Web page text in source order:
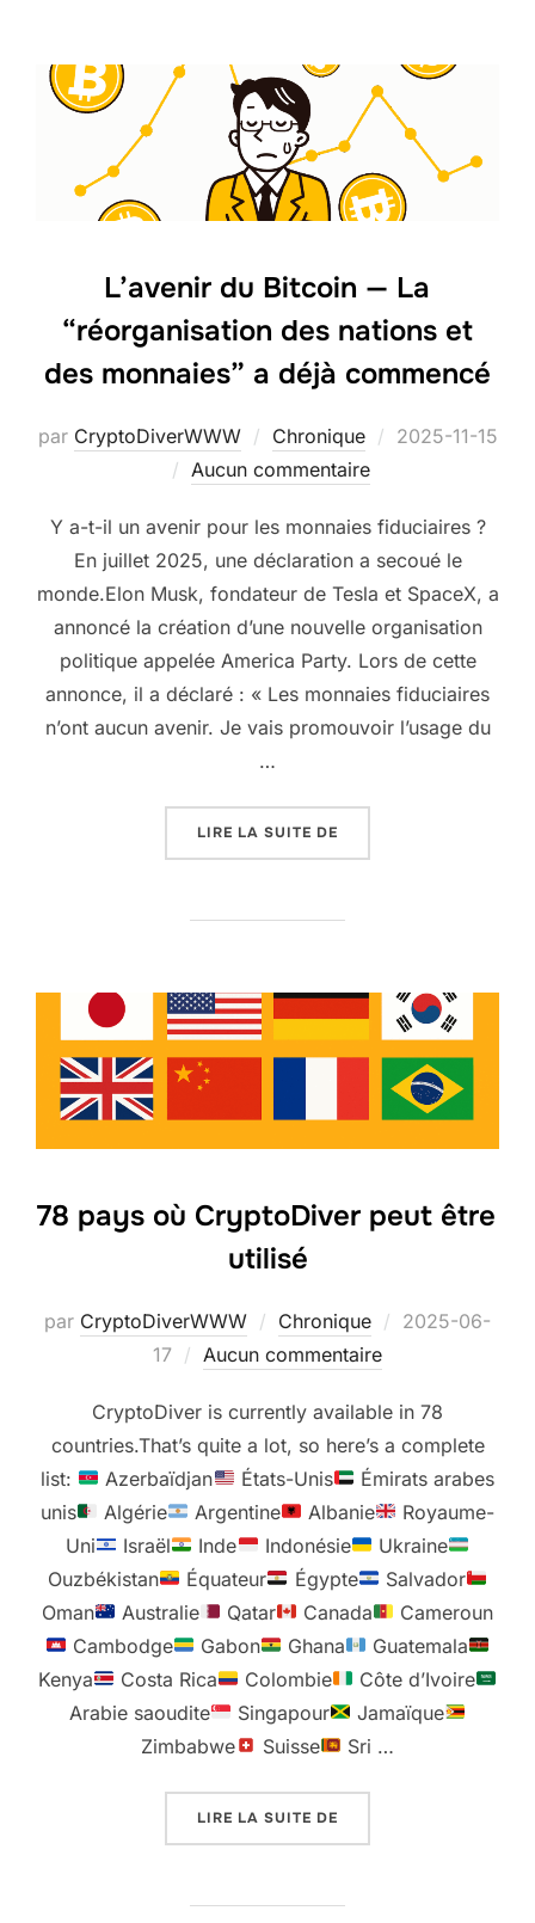
L’avenir du Bitcoin — La
“réorganisation des nations et
des monnaies” a déjà commencé
par CryptoDiverWWW Chronique
Publié
2025-11-15
Aucun commentaire
Y a-t-il un avenir pour les monnaies fiduciaires ?
En juillet 2025, une déclaration a secoué le
monde.Elon Musk, fondateur de Tesla et SpaceX, a
annoncé la création d’une nouvelle organisation
politique appelée America Party. Lors de cette
annonce, il a déclaré : « Les monnaies fiduciaires
n’ont aucun avenir. Je vais promouvoir l’usage du
…
LIRE LA SUITE DE
78 pays où CryptoDiver peut être
utilisé
par CryptoDiverWWW Chronique
Publié
2025-06-
17
Aucun commentaire
CryptoDiver is currently available in 78
countries.That’s quite a lot, so here’s a complete
list:
Azerbaïdjan États-Unis
Émirats arabes
unis
Algérie Argentine Albanie
Royaume-
Uni
Israël Inde Indonésie
Ukraine
Ouzbékistan
Équateur Égypte
Salvador
Oman
Australie Qatar Canada
Cameroun
Cambodge
Gabon Ghana
Guatemala
Kenya
Costa Rica Colombie
Côte d’Ivoire
Arabie saoudite
Singapour
Jamaïque
Zimbabwe
Suisse Sri …
LIRE LA SUITE DE